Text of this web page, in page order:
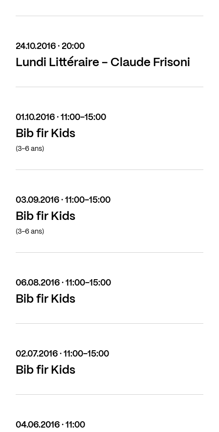
24.10.2016 · 20:00
Lundi Littéraire - Claude Frisoni
01.10.2016 · 11:00-15:00
Bib fir Kids
(3-6 ans)
03.09.2016 · 11:00-15:00
Bib fir Kids
(3-6 ans)
06.08.2016 · 11:00-15:00
Bib fir Kids
02.07.2016 · 11:00-15:00
Bib fir Kids
04.06.2016 · 11:00